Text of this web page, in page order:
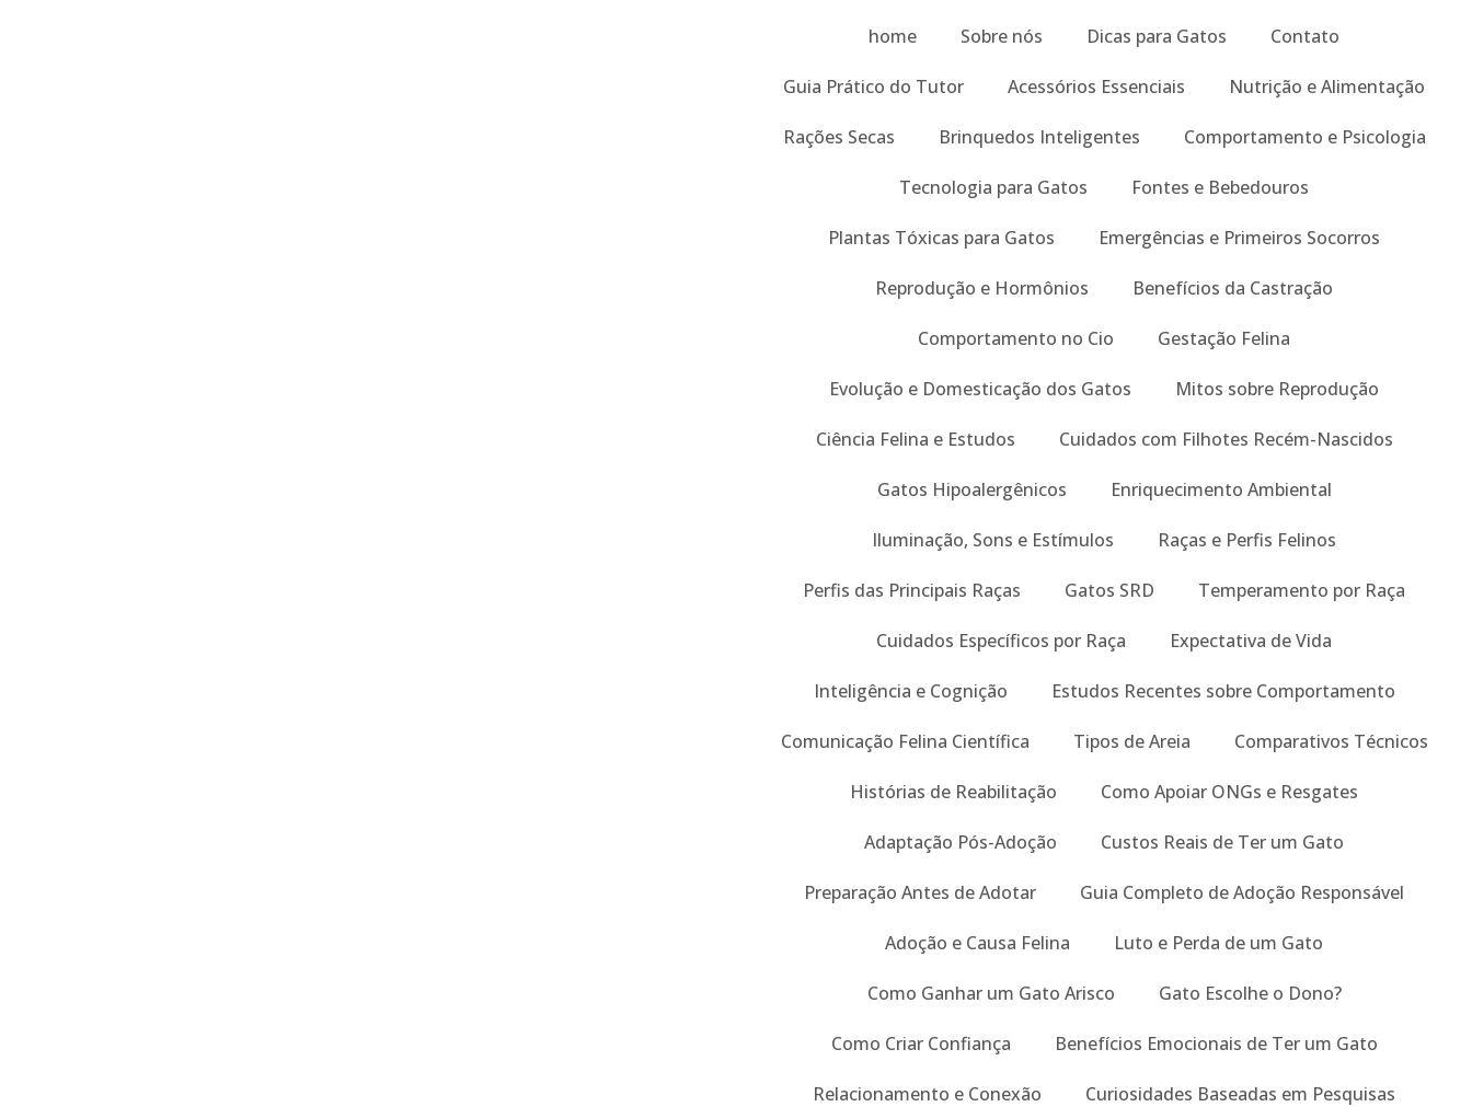
home Sobre nós Dicas para Gatos Contato
Guia Prático do Tutor Acessórios Essenciais Nutrição e Alimentação
Rações Secas Brinquedos Inteligentes Comportamento e Psicologia
Tecnologia para Gatos Fontes e Bebedouros
Plantas Tóxicas para Gatos Emergências e Primeiros Socorros
Reprodução e Hormônios Benefícios da Castração
Comportamento no Cio Gestação Felina
Evolução e Domesticação dos Gatos Mitos sobre Reprodução
Ciência Felina e Estudos Cuidados com Filhotes Recém-Nascidos
Gatos Hipoalergênicos Enriquecimento Ambiental
Iluminação, Sons e Estímulos Raças e Perfis Felinos
Perfis das Principais Raças Gatos SRD Temperamento por Raça
Cuidados Específicos por Raça Expectativa de Vida
Inteligência e Cognição Estudos Recentes sobre Comportamento
Comunicação Felina Científica Tipos de Areia Comparativos Técnicos
Histórias de Reabilitação Como Apoiar ONGs e Resgates
Adaptação Pós-Adoção Custos Reais de Ter um Gato
Preparação Antes de Adotar Guia Completo de Adoção Responsável
Adoção e Causa Felina Luto e Perda de um Gato
Como Ganhar um Gato Arisco Gato Escolhe o Dono?
Como Criar Confiança Benefícios Emocionais de Ter um Gato
Relacionamento e Conexão Curiosidades Baseadas em Pesquisas